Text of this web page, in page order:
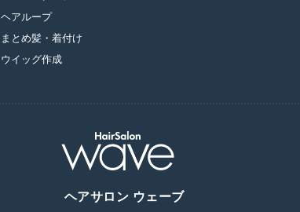
ヘアループ
まとめ髪・着付け
ウイッグ作成
ヘアサロン ウェーブ